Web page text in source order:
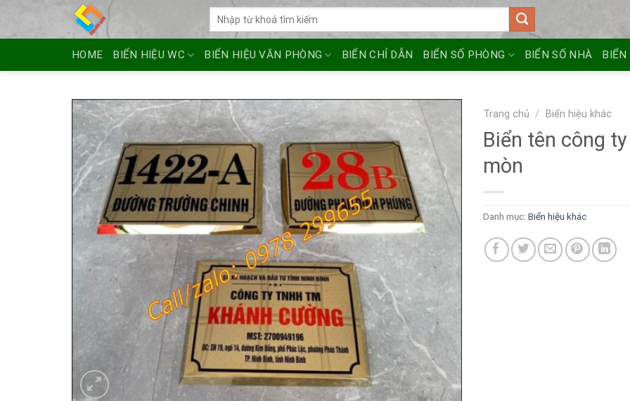
HOME BIỂN HIỆU WC BIỂN HIỆU VĂN PHÒNG BIỂN CHỈ DẪN BIỂN SỐ PHÒNG BIỂN SỐ NHÀ BIỂN
Trang chủ / Biển hiệu khác
Biển tên công
mòn
Danh mục:Biển hiệu khác